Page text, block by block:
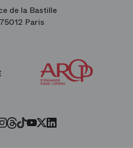
de la Bastille
75012 Paris
Instagram
Threads
Tiktok
Youtube
Twitter
LinkedIn